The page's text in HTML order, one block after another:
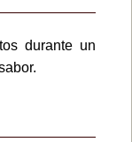
durante un